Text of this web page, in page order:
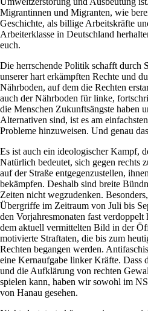
Migrantinnen und Migranten, wie
Geschichte, als billige Arbeitskräfte
Arbeiterklasse in Deutschland
euch.
Die herrschende Politik schafft durch
unserer hart erkämpften Rechte und
Nährboden, auf dem die Rechten
auch der Nährboden für linke,
die Menschen Zukunftsängste haben
Alternativen sind, ist es am
Probleme hinzuweisen. Und genau
Es ist auch ein ideologischer Kampf,
Natürlich bedeutet, sich gegen rechts
auf der Straße entgegenzustellen,
bekämpfen. Deshalb sind breite
Zeiten nicht wegzudenken.
Übergriffe im Zeitraum von Juli bis
den Vorjahresmonaten fast verdoppelt
dem aktuell vermittelten Bild in der
motivierte Straftaten, die bis zum
Rechten begangen werden.
eine Kernaufgabe linker Kräfte. Dass
und die Aufklärung von rechten
spielen kann, haben wir sowohl im
von Hanau gesehen.